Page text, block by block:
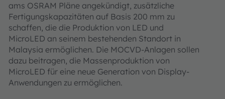
ams OSRAM Pläne angekündigt, zusätzliche
Fertigungskapazitäten auf Basis 200 mm zu
schaffen, die die Produktion von LED und
MicroLED an seinem bestehenden Standort in
Malaysia ermöglichen. Die MOCVD-Anlagen sollen
dazu beitragen, die Massenproduktion von
MicroLED für eine neue Generation von Display-
Anwendungen zu ermöglichen.